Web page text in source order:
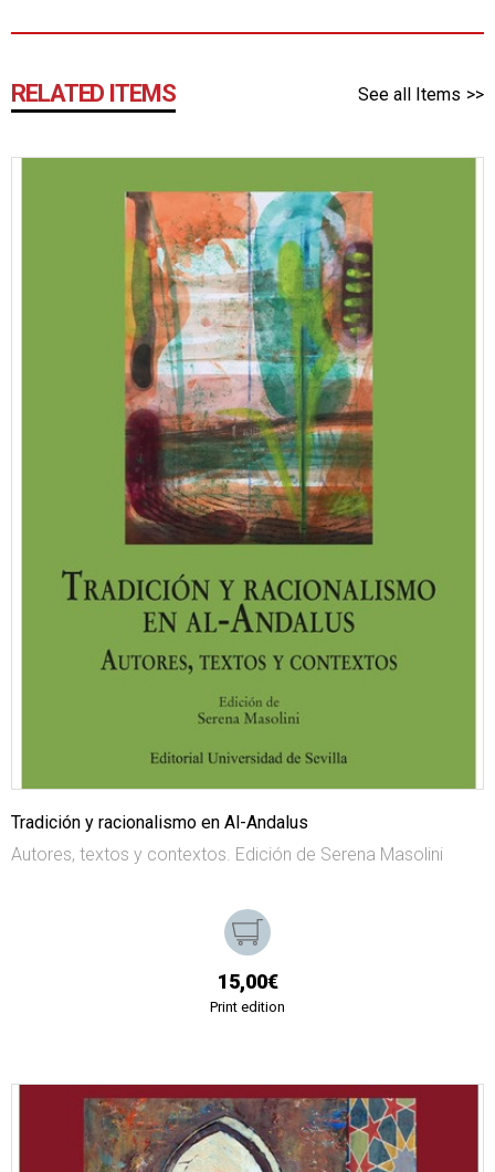
RELATED ITEMS See all Items
Tradición y racionalismo en Al-Andalus
Autores, textos y contextos. Edición de Serena Masolini
15,00€
Print edition